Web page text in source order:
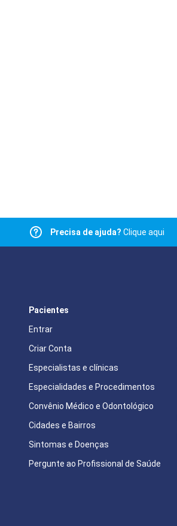
Precisa de ajuda? Clique aqui
Pacientes
Entrar
Criar Conta
Especialistas e clínicas
Especialidades e Procedimentos
Convênio Médico e Odontológico
Cidades e Bairros
Sintomas e Doenças
Pergunte ao Profissional de Saúde